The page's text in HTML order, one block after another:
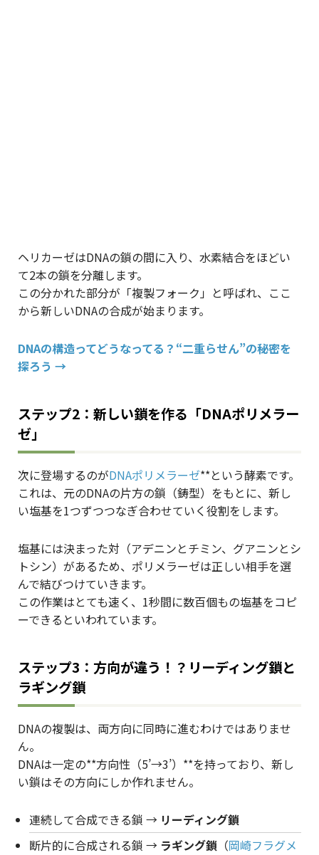
ヘリカーゼはDNAの鎖の間に入り、水素結合をほどい
て2本の鎖を分離します。
この分かれた部分が「複製フォーク」と呼ばれ、ここ
から新しいDNAの合成が始まります。
DNAの構造ってどうなってる？“二重らせん”の秘密を
探ろう →
ステップ2：新しい鎖を作る「DNAポリメラー
ゼ」
次に登場するのがDNAポリメラーゼ**という酵素です。
これは、元のDNAの片方の鎖（鋳型）をもとに、新し
い塩基を1つずつつなぎ合わせていく役割をします。
塩基には決まった対（アデニンとチミン、グアニンとシ
トシン）があるため、ポリメラーゼは正しい相手を選
んで結びつけていきます。
この作業はとても速く、1秒間に数百個もの塩基をコピ
ーできるといわれています。
ステップ3：方向が違う！？リーディング鎖と
ラギング鎖
DNAの複製は、両方向に同時に進むわけではありませ
ん。
DNAは一定の**方向性（5’→3’）**を持っており、新し
い鎖はその方向にしか作れません。
連続して合成できる鎖 → リーディング鎖
断片的に合成される鎖 → ラギング鎖 （岡崎フラグメ